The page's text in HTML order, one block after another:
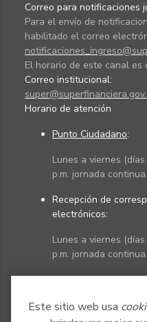
Este sitio web usa
Correo para notificaciones
Para el envío de
habilitado el correo
El horario de este canal es
Correo institucional:
Horario de atención
Punto Ciudadano:
Lunes a viernes
p.m. jornada continua
Recepción de
electrónicos:
Lunes a viernes
p.m. jornada continua